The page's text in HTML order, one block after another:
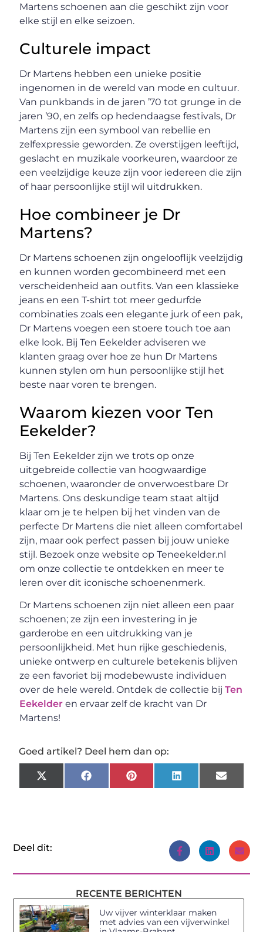
Martens schoenen aan die geschikt zijn voor
elke stijl en elke seizoen.
Culturele impact
Dr Martens hebben een unieke positie
ingenomen in de wereld van mode en cultuur.
Van punkbands in de jaren ’70 tot grunge in de
jaren ’90, en zelfs op hedendaagse festivals, Dr
Martens zijn een symbool van rebellie en
zelfexpressie geworden. Ze overstijgen leeftijd,
geslacht en muzikale voorkeuren, waardoor ze
een veelzijdige keuze zijn voor iedereen die zijn
of haar persoonlijke stijl wil uitdrukken.
Hoe combineer je Dr
Martens?
Dr Martens schoenen zijn ongelooflijk veelzijdig
en kunnen worden gecombineerd met een
verscheidenheid aan outfits. Van een klassieke
jeans en een T-shirt tot meer gedurfde
combinaties zoals een elegante jurk of een pak,
Dr Martens voegen een stoere touch toe aan
elke look. Bij Ten Eekelder adviseren we
klanten graag over hoe ze hun Dr Martens
kunnen stylen om hun persoonlijke stijl het
beste naar voren te brengen.
Waarom kiezen voor Ten
Eekelder?
Bij Ten Eekelder zijn we trots op onze
uitgebreide collectie van hoogwaardige
schoenen, waaronder de onverwoestbare Dr
Martens. Ons deskundige team staat altijd
klaar om je te helpen bij het vinden van de
perfecte Dr Martens die niet alleen comfortabel
zijn, maar ook perfect passen bij jouw unieke
stijl. Bezoek onze website op Teneekelder.nl
om onze collectie te ontdekken en meer te
leren over dit iconische schoenenmerk.
Dr Martens schoenen zijn niet alleen een paar
schoenen; ze zijn een investering in je
garderobe en een uitdrukking van je
persoonlijkheid. Met hun rijke geschiedenis,
unieke ontwerp en culturele betekenis blijven
ze een favoriet bij modebewuste individuen
over de hele wereld. Ontdek de collectie bijTen
Eekelder en ervaar zelf de kracht van Dr
Martens!
Goed artikel? Deel hem dan op:
X
(Twitter)
FacebookPinterestLinkedInEmail
Deel dit:
RECENTE BERICHTEN
Uw vijver winterklaar maken
met advies van een vijverwinkel